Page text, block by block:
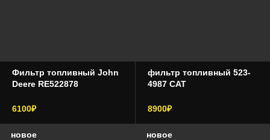
Фильтр топливный John
Deere RE522878
6100₽
фильтр топливный 523-
4987 CAT
8900₽
новое новое